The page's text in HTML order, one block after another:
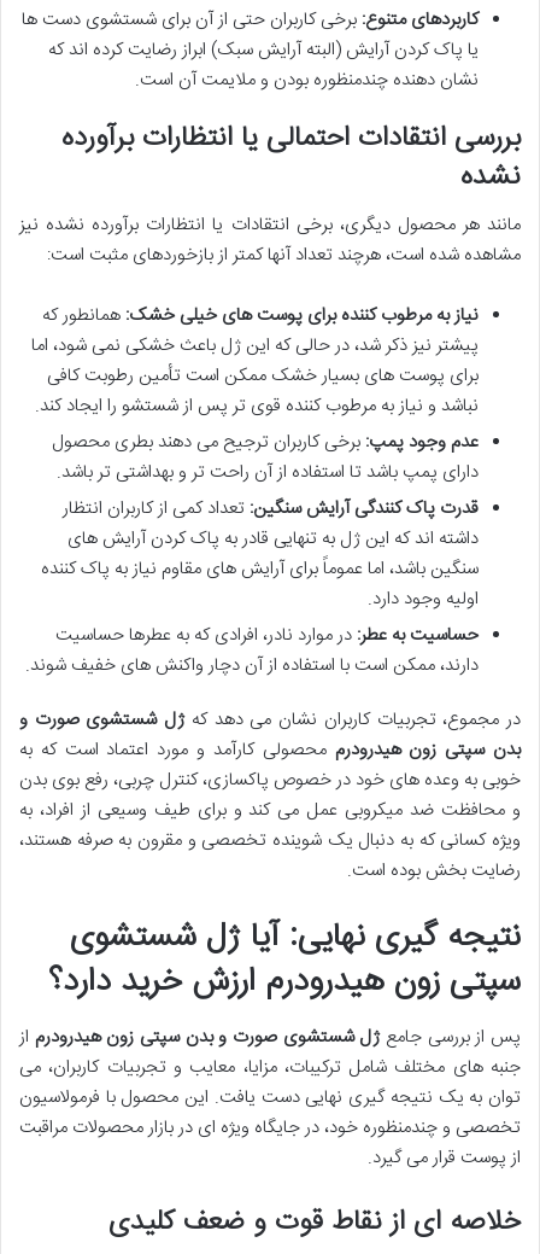
کاربردهای متنوع: برخی کاربران حتی از آن برای شستشوی دست ها
یا پاک کردن آرایش (البته آرایش سبک) ابراز رضایت کرده اند که
نشان دهنده چندمنظوره بودن و ملایمت آن است.
بررسی انتقادات احتمالی یا انتظارات برآورده
نشده
مانند هر محصول دیگری، برخی انتقادات یا انتظارات برآورده نشده نیز
مشاهده شده است، هرچند تعداد آنها کمتر از بازخوردهای مثبت است:
نیاز به مرطوب کننده برای پوست های خیلی خشک: همانطور که
پیشتر نیز ذکر شد، در حالی که این ژل باعث خشکی نمی شود، اما
برای پوست های بسیار خشک ممکن است تأمین رطوبت کافی
نباشد و نیاز به مرطوب کننده قوی تر پس از شستشو را ایجاد کند.
عدم وجود پمپ: برخی کاربران ترجیح می دهند بطری محصول
دارای پمپ باشد تا استفاده از آن راحت تر و بهداشتی تر باشد.
قدرت پاک کنندگی آرایش سنگین: تعداد کمی از کاربران انتظار
داشته اند که این ژل به تنهایی قادر به پاک کردن آرایش های
سنگین باشد، اما عموماً برای آرایش های مقاوم نیاز به پاک کننده
اولیه وجود دارد.
حساسیت به عطر: در موارد نادر، افرادی که به عطرها حساسیت
دارند، ممکن است با استفاده از آن دچار واکنش های خفیف شوند.
در مجموع، تجربیات کاربران نشان می دهد کهژل شستشوی صورت و
بدن سپتی زون هیدرودرم محصولی کارآمد و مورد اعتماد است که به
خوبی به وعده های خود در خصوص پاکسازی، کنترل چربی، رفع بوی بدن
و محافظت ضد میکروبی عمل می کند و برای طیف وسیعی از افراد، به
ویژه کسانی که به دنبال یک شوینده تخصصی و مقرون به صرفه هستند،
رضایت بخش بوده است.
نتیجه گیری نهایی: آیا ژل شستشوی
سپتی زون هیدرودرم ارزش خرید دارد؟
پس از بررسی جامعژل شستشوی صورت و بدن سپتی زون هیدرودرم از
جنبه های مختلف شامل ترکیبات، مزایا، معایب و تجربیات کاربران، می
توان به یک نتیجه گیری نهایی دست یافت. این محصول با فرمولاسیون
تخصصی و چندمنظوره خود، در جایگاه ویژه ای در بازار محصولات مراقبت
از پوست قرار می گیرد.
خلاصه ای از نقاط قوت و ضعف کلیدی